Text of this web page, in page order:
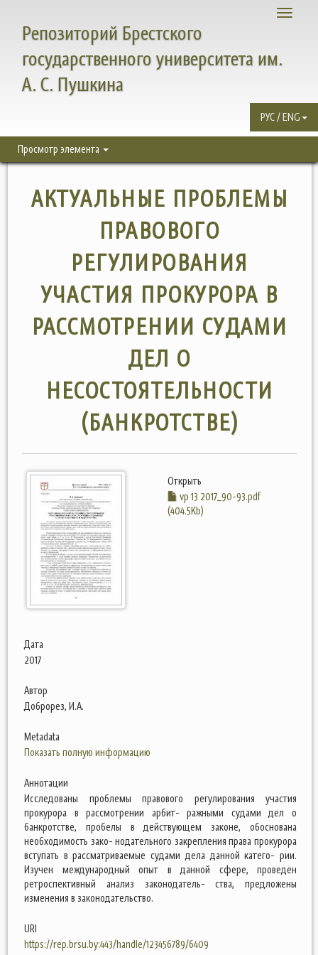
Toggle
Репозиторий Брестского
государственного университета им.
А. С. Пушкина
РУС / ENG
Просмотр элемента
АКТУАЛЬНЫЕ ПРОБЛЕМЫ
ПРАВОВОГО
РЕГУЛИРОВАНИЯ
УЧАСТИЯ ПРОКУРОРА В
РАССМОТРЕНИИ СУДАМИ
ДЕЛ О
НЕСОСТОЯТЕЛЬНОСТИ
(БАНКРОТСТВЕ)
Открыть
vp 13 2017_90-93.pdf
(404.5Kb)
Дата
2017
Автор
Доброрез, И.А.
Metadata
Показать полную информацию
Аннотации
Исследованы проблемы правового регулирования участия
прокурора в рассмотрении арбит- ражными судами дел о
банкротстве, пробелы в действующем законе, обоснована
необходимость зако- нодательного закрепления права прокурора
вступать в рассматриваемые судами дела данной катего- рии.
Изучен международный опыт в данной сфере, проведен
ретроспективный анализ законодатель- ства, предложены
изменения в законодательство.
URI
https://rep.brsu.by:443/handle/123456789/6409